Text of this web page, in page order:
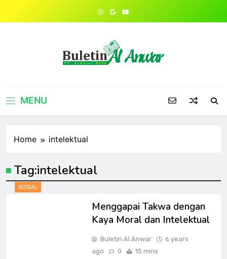
MENU
Home intelektual
Tag:intelektual
SOSIAL
Menggapai Takwa dengan
Kaya Moral dan Intelektual
Buletin Al Anwar
6 years
ago
0 15 mins